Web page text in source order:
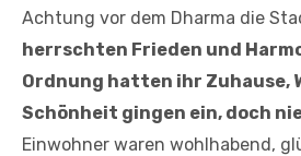
Achtung vor dem Dharma die
herrschten Frieden und
Ordnung hatten ihr Zuhause,
Schönheit gingen ein, doch
Einwohner waren wohlhabend,